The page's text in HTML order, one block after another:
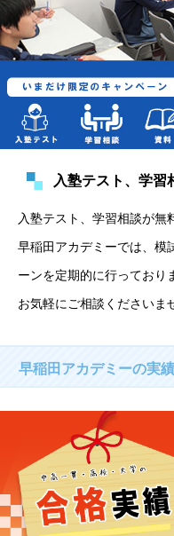
入塾テスト、学習
入塾テスト、学習相談が無
早稲田アカデミーでは、模
ーンを定期的に行っており
お気軽にご相談くださいま
早稲田アカデミーの実績